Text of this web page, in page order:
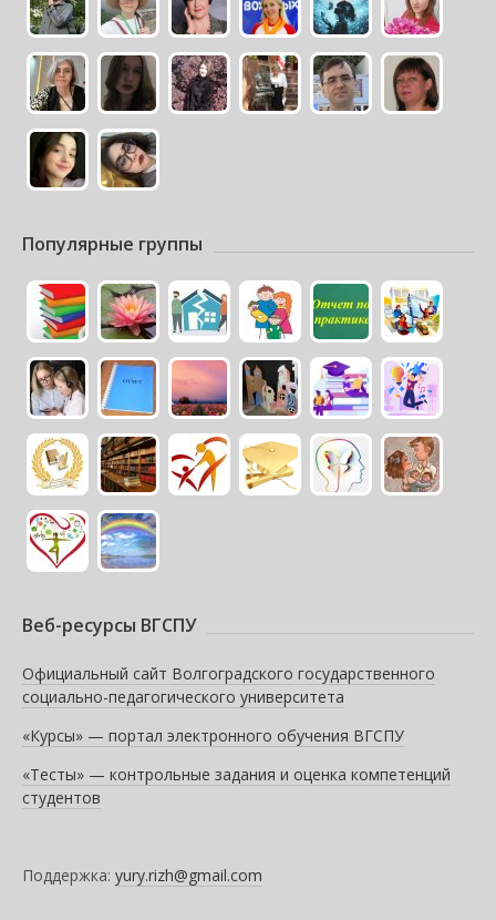
Популярные группы
Веб-ресурсы ВГСПУ
Официальный сайт Волгоградского государственного
социально-педагогического университета
«Курсы» — портал электронного обучения ВГСПУ
«Тесты» — контрольные задания и оценка компетенций
студентов
Поддержка: yury.rizh@gmail.com